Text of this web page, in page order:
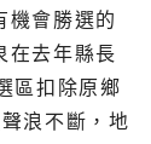
機會勝選的
在去年縣長
區扣除原鄉
浪不斷，地